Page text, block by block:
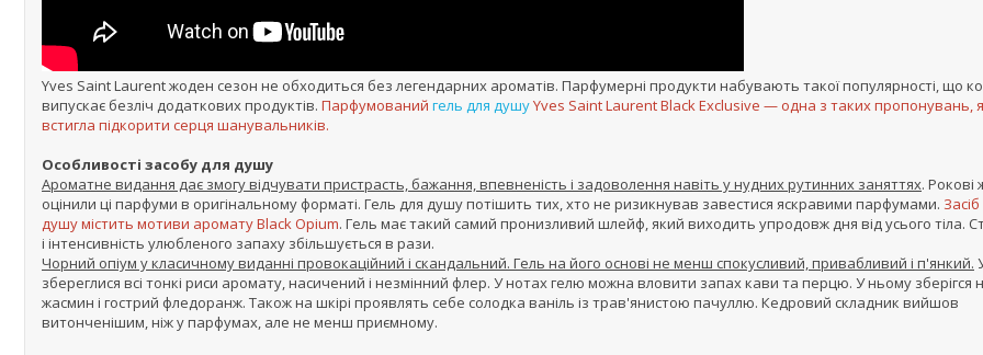
Yves Saint Laurent жоден сезон не обходиться без легендарних ароматів. Парфумерні продукти набувають такої популярності, що
випускає безліч додаткових продуктів. Парфумований гель для душуYves Saint Laurent Black Exclusive — одна з таких пропонувань,
встигла підкорити серця шанувальників.
Особливості засобу для душу
Ароматне видання дає змогу відчувати пристрасть, бажання, впевненість і задоволення навіть у нудних рутинних заняттях. Рокові
оцінили ці парфуми в оригінальному форматі. Гель для душу потішить тих, хто не ризикнував завестися яскравими парфумами.
душу містить мотиви аромату Black Opium. Гель має такий самий пронизливий шлейф, який виходить упродовж дня від усього тіла.
і інтенсивність улюбленого запаху збільшується в рази.
Чорний опіум у класичному виданні провокаційний і скандальний. Гель на його основі не менш спокусливий, привабливий і п'янкий.
збереглися всі тонкі риси аромату, насичений і незмінний флер. У нотах гелю можна вловити запах кави та перцю. У ньому зберігся
жасмин і гострий фледоранж. Також на шкірі проявлять себе солодка ваніль із трав'янистою пачуллю. Кедровий складник вийшов
витонченішим, ніж у парфумах, але не менш приємному.